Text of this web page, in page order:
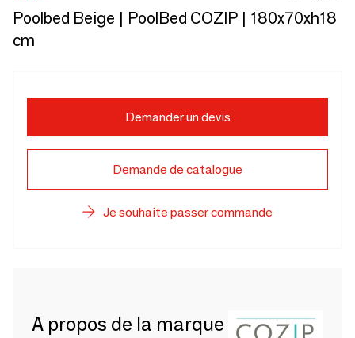
Poolbed Beige | PoolBed COZIP | 180x70xh18
cm
Demander un devis
Demande de catalogue
Je souhaite passer commande
A propos de la marque